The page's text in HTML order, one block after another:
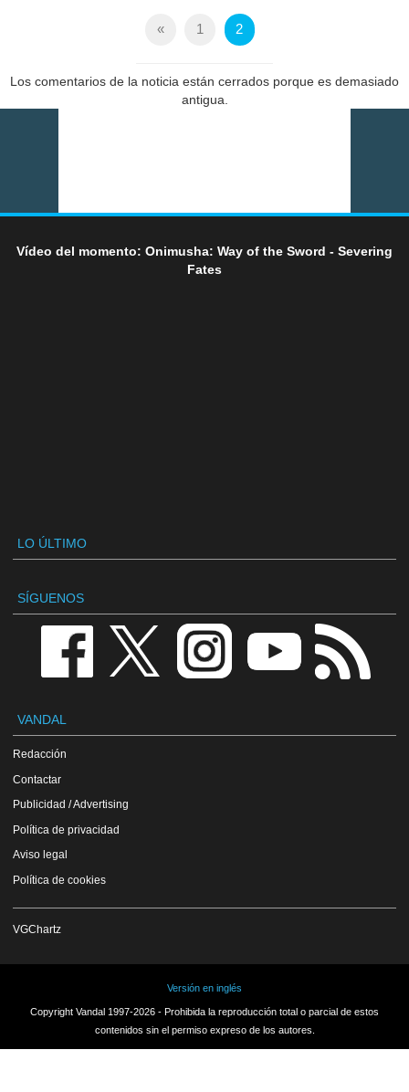
« 1 2
Los comentarios de la noticia están cerrados porque es demasiado
antigua.
Vídeo del momento: Onimusha: Way of the Sword - Severing
Fates
LO ÚLTIMO
SÍGUENOS
VANDAL
Redacción
Contactar
Publicidad / Advertising
Política de privacidad
Aviso legal
Política de cookies
VGChartz
Versión en inglés
Copyright Vandal 1997-2026 - Prohibida la reproducción total o parcial de estos
contenidos sin el permiso expreso de los autores.